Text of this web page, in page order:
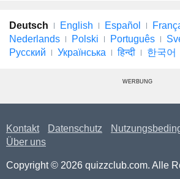
Deutsch English Español
Nederlands
Polski Português
Русский
Українська हिन्दी 한국어
WERBUNG
Kontakt Datenschutz
Über uns
Copyright © 2026 quizzclub.com. Alle